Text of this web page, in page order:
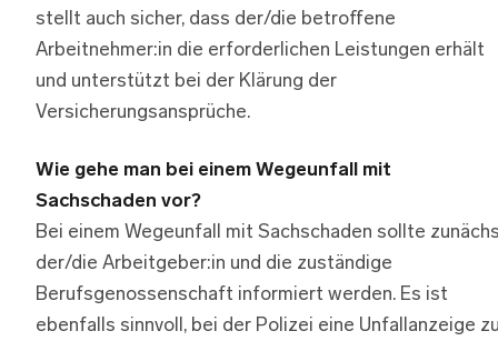
stellt auch sicher, dass der/die betroffene
Arbeitnehmer:in die erforderlichen Leistungen erhält
und unterstützt bei der Klärung der
Versicherungsansprüche.
Wie gehe man bei einem Wegeunfall mit
Sachschaden vor?
Bei einem Wegeunfall mit Sachschaden sollte
der/die Arbeitgeber:in und die zuständige
Berufsgenossenschaft informiert werden. Es ist
ebenfalls sinnvoll, bei der Polizei eine Unfallanzeige